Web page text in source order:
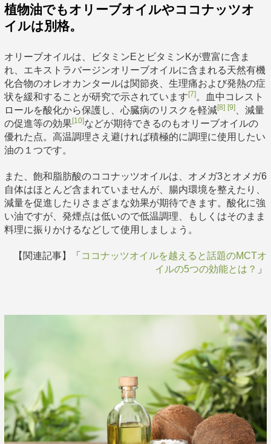
植物油でもオリーブオイルやココナッツオ
イルは別格。
オリーブオイルは、ビタミンEとビタミンKが豊富に含ま
れ、エキストラバージンオリーブオイルに含まれる天然有機
化合物のオレオカンタールは関節炎、生理痛および発熱の症
状を緩和することが研究で示されています [7]。血中コレスト
ロールを酸化から保護し、心臓病のリスクを軽減[8] [9]、減量
の促進等の効果[10]などが期待できるのもオリーブオイルの
優れた点。高温調理さえ避ければ積極的に調理に使用したい
油の１つです。
また、飽和脂肪酸のココナッツオイルは、オメガ3とオメガ6
自体はほとんど含まれていませんが、腸内環境を整えたり、
減量を促進したりさまざまな効果が期待できます。酸化に強
い油ですが、発煙点は低いので低温調理、もしくはそのまま
料理に振りかけるなどして使用しましょう。
【関連記事】「 ココナッツオイルを越えると話題のMCTオ
イルの5つの効能とは？ 」